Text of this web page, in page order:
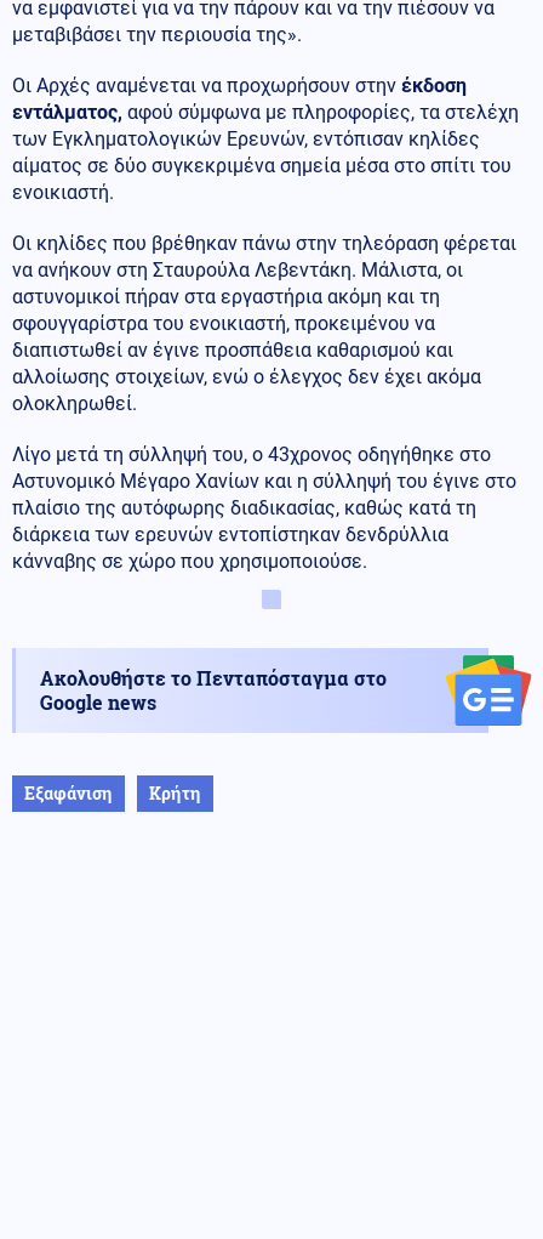
να εμφανιστεί για να την πάρουν και να την πιέσουν να
μεταβιβάσει την περιουσία της».
Οι Αρχές αναμένεται να προχωρήσουν στην έκδοση
εντάλματος, αφού σύμφωνα με πληροφορίες, τα στελέχη
των Εγκληματολογικών Ερευνών, εντόπισαν κηλίδες
αίματος σε δύο συγκεκριμένα σημεία μέσα στο σπίτι του
ενοικιαστή.
Οι κηλίδες που βρέθηκαν πάνω στην τηλεόραση φέρεται
να ανήκουν στη Σταυρούλα Λεβεντάκη. Μάλιστα, οι
αστυνομικοί πήραν στα εργαστήρια ακόμη και τη
σφουγγαρίστρα του ενοικιαστή, προκειμένου να
διαπιστωθεί αν έγινε προσπάθεια καθαρισμού και
αλλοίωσης στοιχείων, ενώ ο έλεγχος δεν έχει ακόμα
ολοκληρωθεί.
Λίγο μετά τη σύλληψή του, ο 43χρονος οδηγήθηκε στο
Αστυνομικό Μέγαρο Χανίων και η σύλληψή του έγινε στο
πλαίσιο της αυτόφωρης διαδικασίας, καθώς κατά τη
διάρκεια των ερευνών εντοπίστηκαν δενδρύλλια
κάνναβης σε χώρο που χρησιμοποιούσε.
Ακολουθήστε το Πενταπόσταγμα στο
Google news
Εξαφάνιση Κρήτη